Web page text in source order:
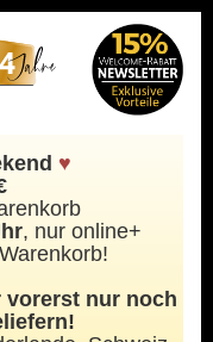
♥
, nur online+
vorerst nur noch